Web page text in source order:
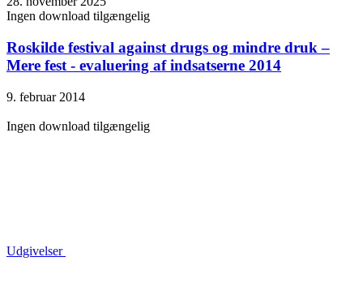
Ingen download tilgængelig
Roskilde festival against drugs og mindre druk –
Mere fest - evaluering af indsatserne 2014
9. februar 2014
Ingen download tilgængelig
Udgivelser